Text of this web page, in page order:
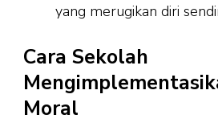
yang merugikan diri
Cara Sekolah
Moral